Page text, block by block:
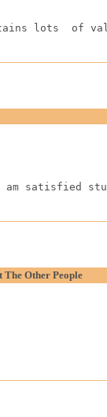
lots  of
satisfied
The Other People